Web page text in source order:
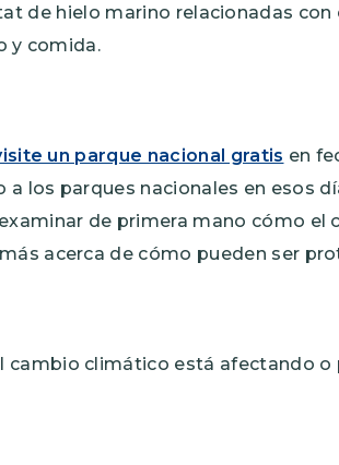
de hielo marino relacionadas con
y comida.
un parque nacional gratis en
a los parques nacionales en esos
de primera mano cómo el
acerca de cómo pueden ser
cambio climático está afectando o